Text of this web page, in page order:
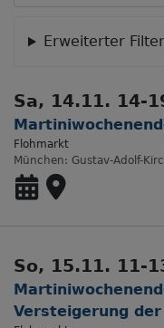
Erweiterter Filter
Sa, 14.11. 14-
Flohmarkt
München
Gustav-Adolf-
So, 15.11. 11-
Versteigerung